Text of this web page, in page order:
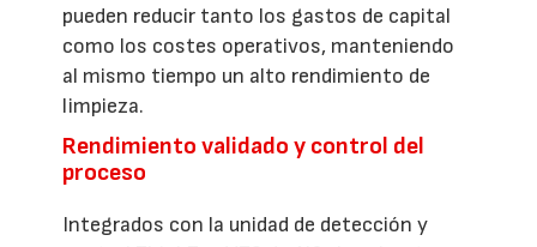
pueden reducir tanto los gastos de capital
como los costes operativos, manteniendo
al mismo tiempo un alto rendimiento de
limpieza.
Rendimiento validado y control del
proceso
Integrados con la unidad de detección y